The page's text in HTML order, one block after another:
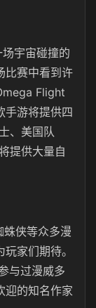
宇宙碰撞的
比赛中看到许
Flight
手游将提供四
、美国队
提供大量自
蛛侠等众多漫
家们期待。
与过漫威多
迎的知名作家